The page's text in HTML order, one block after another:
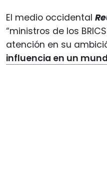
El medio occidental
“ministros de los
atención en su
influencia en un